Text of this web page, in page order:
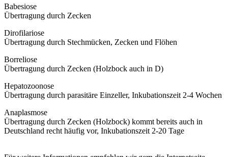
Babesiose
Übertragung durch Zecken
Dirofilariose
Übertragung durch Stechmücken, Zecken und Flöhen
Borreliose
Übertragung durch Zecken (Holzbock auch in D)
Hepatozoonose
Übertragung durch parasitäre Einzeller, Inkubationszeit 2-4 Wochen
Anaplasmose
Übertragung durch Zecken (Holzbock) kommt bereits auch in
Deutschland recht häufig vor, Inkubationszeit 2-20 Tage